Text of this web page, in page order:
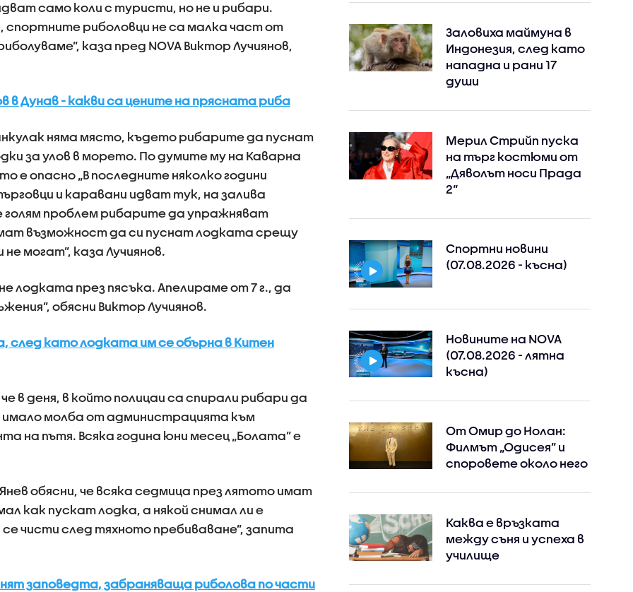
само коли с туристи, но не и рибари.
риболовци не са малка част от
каза пред NOVA Виктор Лучиянов,
Дунав - какви са цените на прясната риба
няма място, където рибарите да пуснат
за улов в морето. По думите му на Каварна
е опасно „В последните няколко години
и каравани идват тук, на залива
проблем рибарите да упражняват
възможност да си пуснат лодката срещу
могат”, каза Лучиянов.
лодката през пясъка. Апелираме от 7 г., да
обясни Виктор Лучиянов.
след като лодката им се обърна в Китен
в деня, в който полицаи са спирали рибари да
молба от администрацията към
на пътя. Всяка година юни месец „Болата” е
обясни, че всяка седмица през лятото имат
как пускат лодка, а някой снимал ли е
чисти след тяхното пребиваване”, запита
заповедта, забраняваща риболова по части
Заловиха маймуна в
Индонезия, след като
нападна и рани 17
души
Мерил Стрийп пуска
на търг костюми от
„Дяволът носи Прада
2“
Спортни новини
(07.08.2026 - късна)
Новините на NOVA
(07.08.2026 - лятна
късна)
От Омир до Нолан:
Филмът „Одисея” и
споровете около него
Каква е връзката
между съня и успеха в
училище